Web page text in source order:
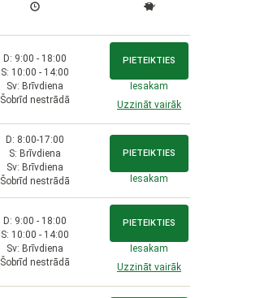
D: 9:00 - 18:00
S: 10:00 - 14:00
Sv: Brīvdiena
Šobrīd nestrādā
PIETEIKTIES
Iesakam
Uzzināt vairāk
D: 8:00-17:00
S: Brīvdiena
Sv: Brīvdiena
Šobrīd nestrādā
PIETEIKTIES
Iesakam
D: 9:00 - 18:00
S: 10:00 - 14:00
Sv: Brīvdiena
Šobrīd nestrādā
PIETEIKTIES
Iesakam
Uzzināt vairāk